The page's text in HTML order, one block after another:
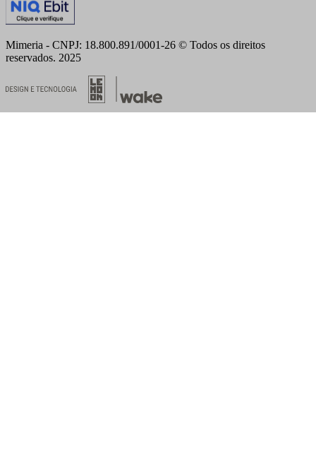
Mimeria - CNPJ: 18.800.891/0001-26 © Todos os direitos
reservados. 2025